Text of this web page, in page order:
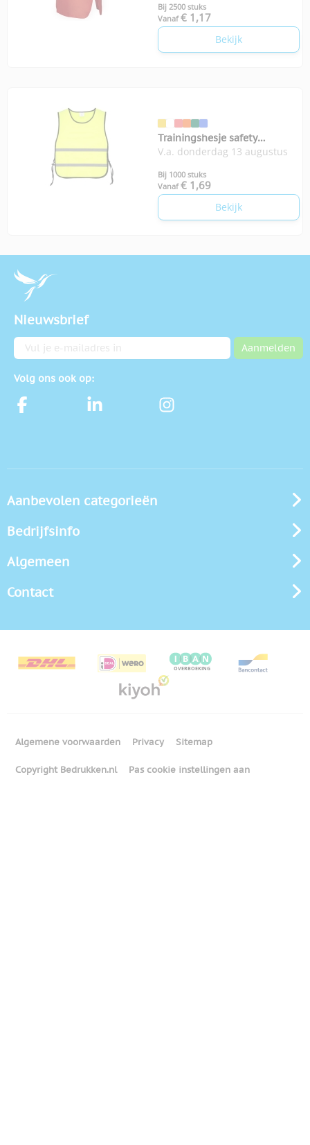
Bij 2500 stuks
Vanaf € 1,17
Bekijk
Trainingshesje safety
volwassenen
V.a. donderdag 13 augustus
Bij 1000 stuks
Vanaf € 1,69
Bekijk
Nieuwsbrief
E-mailadres Aanmelden
Volg ons ook op:
Aanbevolen categorieën
Bedrijfsinfo
Algemeen
Contact
Algemene voorwaarden Privacy Sitemap
Copyright Bedrukken.nl Pas cookie instellingen aan